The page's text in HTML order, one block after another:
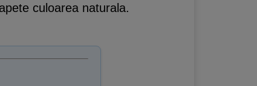
culoarea naturala.